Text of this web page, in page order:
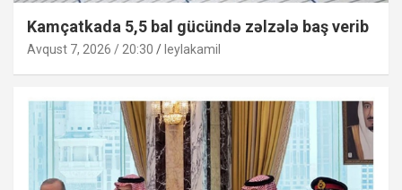
Kamçatkada 5,5 bal gücündə zəlzələ baş verib
Avqust 7, 2026 / 20:30 leylakamil